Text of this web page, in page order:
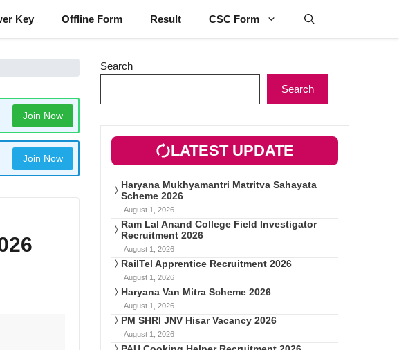
Key Offline Form Result CSC Form
Join Now
Join Now
Search
Search
LATEST UPDATE
Haryana Mukhyamantri Matritva Sahayata
Scheme 2026
August 1, 2026
Ram Lal Anand College Field Investigator
Recruitment 2026
August 1, 2026
RailTel Apprentice Recruitment 2026
August 1, 2026
Haryana Van Mitra Scheme 2026
August 1, 2026
PM SHRI JNV Hisar Vacancy 2026
August 1, 2026